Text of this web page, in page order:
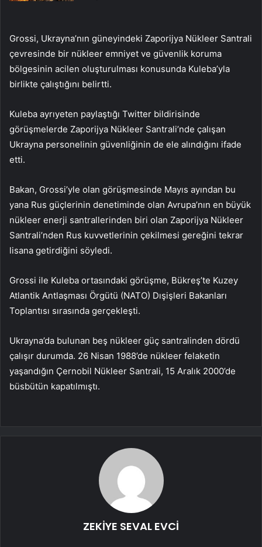
Grossi, Ukrayna’nın güneyindeki Zaporijya Nükleer Santrali
çevresinde bir nükleer emniyet ve güvenlik koruma
bölgesinin acilen oluşturulması konusunda Kuleba’yla
birlikte çalıştığını belirtti.
Kuleba ayrıyeten paylaştığı Twitter bildirisinde
görüşmelerde Zaporijya Nükleer Santrali’nde çalışan
Ukrayna personelinin güvenliğinin de ele alındığını ifade
etti.
Bakan, Grossi’yle olan görüşmesinde Mayıs ayından bu
yana Rus güçlerinin denetiminde olan Avrupa’nın en büyük
nükleer enerji santrallerinden biri olan Zaporijya Nükleer
Santrali’nden Rus kuvvetlerinin çekilmesi gereğini tekrar
lisana getirdiğini söyledi.
Grossi ile Kuleba ortasındaki görüşme, Bükreş’te Kuzey
Atlantik Antlaşması Örgütü (NATO) Dışişleri Bakanları
Toplantısı sırasında gerçekleşti.
Ukrayna’da bulunan beş nükleer güç santralinden dördü
çalışır durumda. 26 Nisan 1988’de nükleer felaketin
yaşandığın Çernobil Nükleer Santrali, 15 Aralık 2000’de
büsbütün kapatılmıştı.
ZEKİYE SEVAL EVCİ